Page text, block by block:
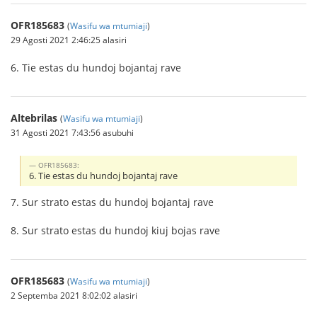
OFR185683 (Wasifu wa mtumiaji)
29 Agosti 2021 2:46:25 alasiri
6. Tie estas du hundoj bojantaj rave
Altebrilas (Wasifu wa mtumiaji)
31 Agosti 2021 7:43:56 asubuhi
OFR185683:
6. Tie estas du hundoj bojantaj rave
7. Sur strato estas du hundoj bojantaj rave
8. Sur strato estas du hundoj kiuj bojas rave
OFR185683 (Wasifu wa mtumiaji)
2 Septemba 2021 8:02:02 alasiri